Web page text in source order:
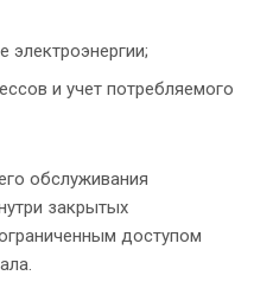
электроэнергии;
и учет потребляемого
обслуживания
закрытых
доступом